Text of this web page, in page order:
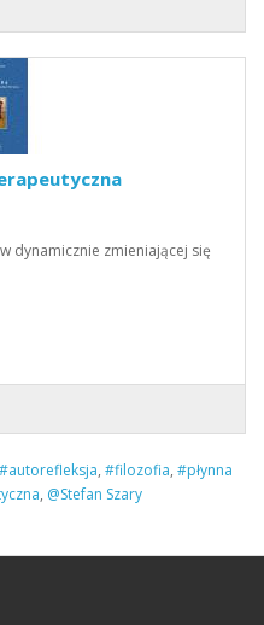
dynamicznie zmieniającej się
#autorefleksja, #filozofia, #płynna
, @Stefan Szary